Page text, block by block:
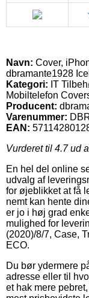
Navn: Cover,
dbramante1928
Kategori: IT
Mobiltelefon
Producent:
Varenummer:
EAN:
Vurderet til 4.7ud
En hel del online
udvalg af
for øjeblikket at få
nemt kan hente
er jo i høj grad
mulighed for
(2020)/8/7, Case,
ECO.
Du bør ydermere
adresse eller til
et hak mere